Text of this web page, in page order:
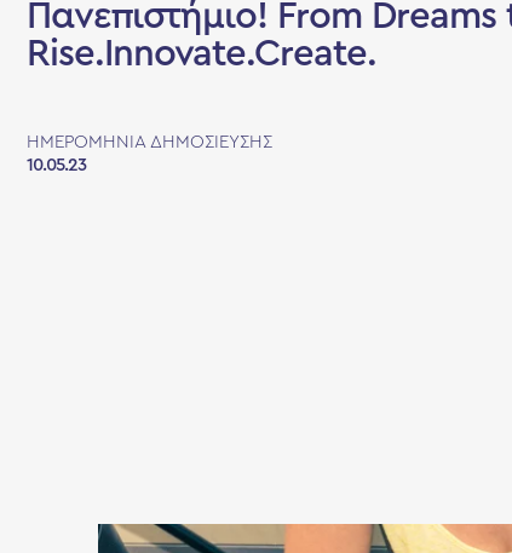
Πανεπιστήμιο! From
Rise.Innovate.Create.
ΗΜΕΡΟΜΗΝΊΑ ΔΗΜΟΣΊΕΥΣΗΣ
10.05.23